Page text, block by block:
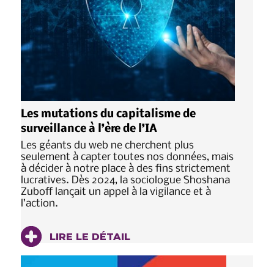
Les mutations du capitalisme de
surveillance à l’ère de l’IA
Les géants du web ne cherchent plus
seulement à capter toutes nos données, mais
à décider à notre place à des fins strictement
lucratives. Dès 2024, la sociologue Shoshana
Zuboff lançait un appel à la vigilance et à
l’action.
LIRE LE DÉTAIL